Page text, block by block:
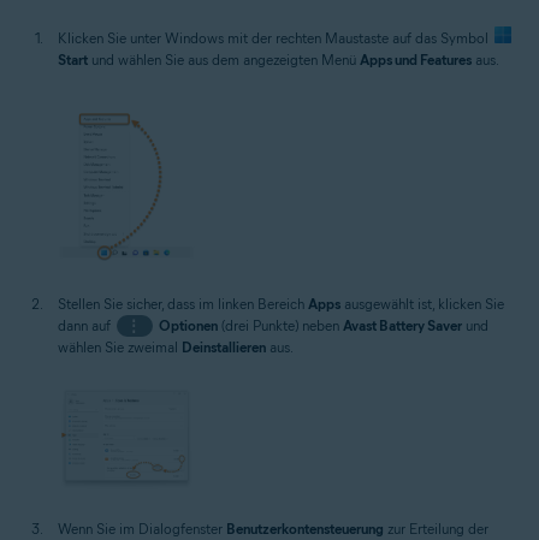
Klicken Sie unter Windows mit der rechten Maustaste auf das Symbol
Start und wählen Sie aus dem angezeigten Menü Apps und Features aus.
Stellen Sie sicher, dass im linken Bereich Apps ausgewählt ist, klicken Sie
dann auf
⋮ Optionen(drei Punkte) neben Avast Battery Saverund
wählen Sie zweimal Deinstallieren aus.
Wenn Sie im Dialogfenster Benutzerkontensteuerung zur Erteilung der